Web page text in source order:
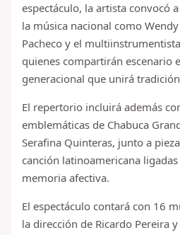
espectáculo, la artista convocó
la música nacional como
Pacheco y el
quienes compartirán escenario
generacional que unirá
El repertorio incluirá además
emblemáticas de Chabuca
Serafina Quinteras, junto a
canción latinoamericana
memoria afectiva.
El espectáculo contará con 16
la dirección de Ricardo Pereira